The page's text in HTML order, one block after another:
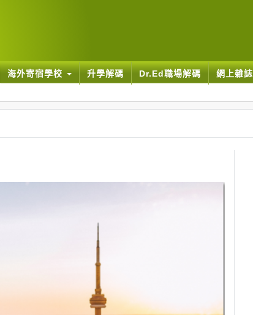
海外寄宿學校 升學解碼 Dr.Ed職場解碼 網上雜誌